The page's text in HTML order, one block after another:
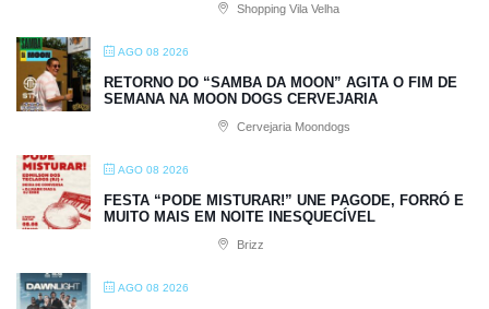
Shopping Vila Velha
AGO 08 2026
RETORNO DO “SAMBA DA MOON” AGITA O FIM DE
SEMANA NA MOON DOGS CERVEJARIA
Cervejaria Moondogs
AGO 08 2026
FESTA “PODE MISTURAR!” UNE PAGODE, FORRÓ E
MUITO MAIS EM NOITE INESQUECÍVEL
Brizz
AGO 08 2026